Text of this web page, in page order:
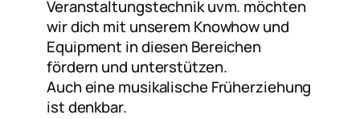
Veranstaltungstechnik uvm. möchten
wir dich mit unserem Knowhow und
Equipment in diesen Bereichen
fördern und unterstützen.
Auch eine musikalische Früherziehung
ist denkbar.